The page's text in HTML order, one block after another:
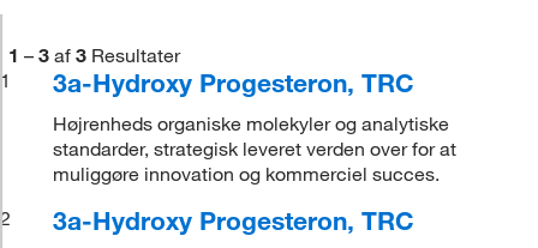
1 – 3 af 3 Resultater
1
3a-Hydroxy Progesteron, TRC
Højrenheds organiske molekyler og analytiske
standarder, strategisk leveret verden over for at
muliggøre innovation og kommerciel succes.
2
3a-Hydroxy Progesteron, TRC